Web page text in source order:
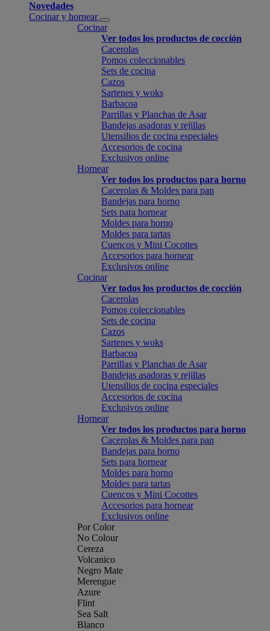
Novedades
Cocinar y hornear
Cocinar
Ver todos los productos de cocción
Cacerolas
Pomos coleccionables
Sets de cocina
Cazos
Sartenes y woks
Barbacoa
Parrillas y Planchas de Asar
Bandejas asadoras y rejillas
Utensilios de cocina especiales
Accesorios de cocina
Exclusivos online
Hornear
Ver todos los productos para horno
Cacerolas & Moldes para pan
Bandejas para horno
Sets para hornear
Moldes para horno
Moldes para tartas
Cuencos y Mini Cocottes
Accesorios para hornear
Exclusivos online
Cocinar
Ver todos los productos de cocción
Cacerolas
Pomos coleccionables
Sets de cocina
Cazos
Sartenes y woks
Barbacoa
Parrillas y Planchas de Asar
Bandejas asadoras y rejillas
Utensilios de cocina especiales
Accesorios de cocina
Exclusivos online
Hornear
Ver todos los productos para horno
Cacerolas & Moldes para pan
Bandejas para horno
Sets para hornear
Moldes para horno
Moldes para tartas
Cuencos y Mini Cocottes
Accesorios para hornear
Exclusivos online
Por Color
No Colour
Cereza
Volcanico
Negro Mate
Merengue
Azure
Flint
Sea Salt
Blanco